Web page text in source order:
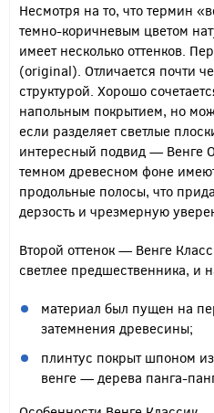
Несмотря на то, что термин
темно-коричневым цветом
имеет несколько оттенков.
(original). Отличается почти
структурой. Хорошо
напольным покрытием, но
если разделяет светлые
интересный подвид — Венге
темном древесном фоне
продольные полосы, что
дерзость и чрезмерную
Второй оттенок — Венге
светлее предшественника, и
материал был пущен на
затемнения древесины;
плинтус покрыт шпоном из
венге — дерева панга-